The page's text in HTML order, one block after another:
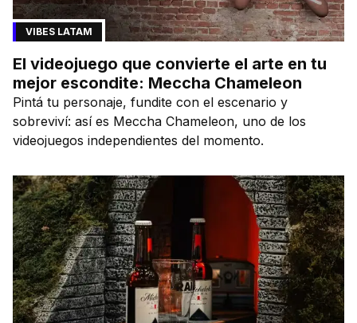
VIBES LATAM
El videojuego que convierte el arte en tu
mejor escondite: Meccha Chameleon
Pintá tu personaje, fundite con el escenario y
sobreviví: así es Meccha Chameleon, uno de los
videojuegos independientes del momento.